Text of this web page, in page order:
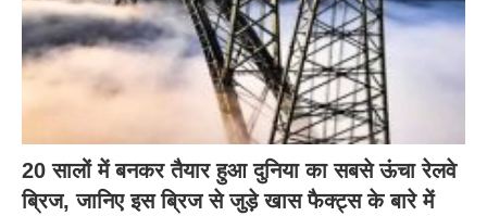
20 सालों में बनकर तैयार हुआ दुनिया का सबसे ऊंचा रेलवे
ब्रिज, जानिए इस ब्रिज से जुड़े खास फैक्ट्स के बारे में